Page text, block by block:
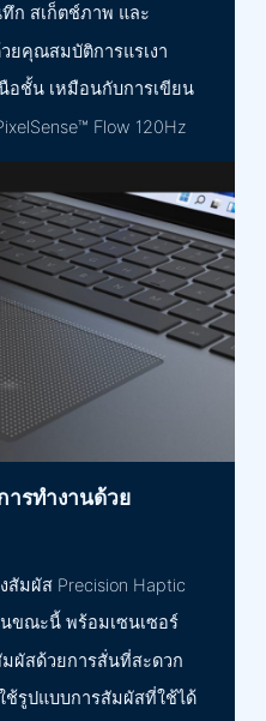
ก สเก็ตช์ภาพ และ
ยคุณสมบัติการแรเงา
อชั้น เหมือนกับการเขียน
Flow 120Hz
รทำงานด้วย
มผัส Precision Haptic
ขณะนี้ พร้อมเซนเซอร์
ผัสด้วยการสั่นที่สะดวก
ช้รูปแบบการสัมผัสที่ใช้ได้